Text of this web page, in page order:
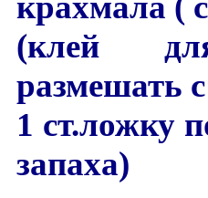
(клей
размешать
1 ст.ложку
запаха)